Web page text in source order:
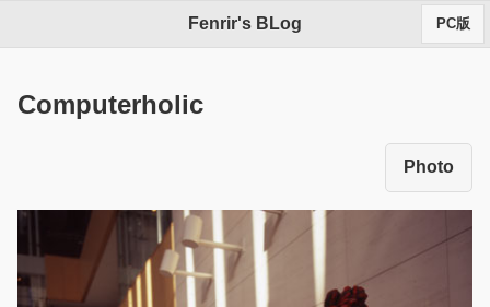
Fenrir's BLog PC版
Computerholic
Photo